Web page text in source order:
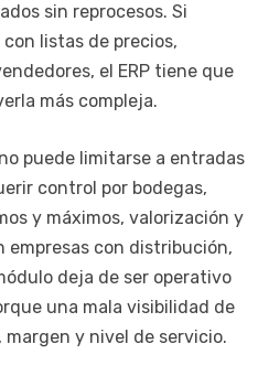
sin reprocesos. Si
listas de precios,
el ERP tiene que
más compleja.
puede limitarse a entradas
control por bodegas,
y máximos, valorización y
empresas con distribución,
deja de ser operativo
una mala visibilidad de
y nivel de servicio.